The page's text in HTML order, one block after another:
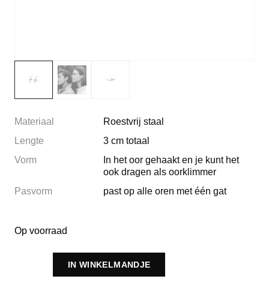
Materiaal
Roestvrij staal
Lengte
3 cm totaal
Vorm
In het oor gehaakt en je kunt het
ook dragen als oorklimmer
Pasvorm
past op alle oren met één gat
Op voorraad
IN WINKELMANDJE